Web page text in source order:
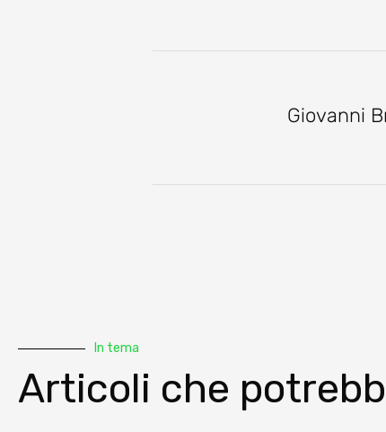
Giovanni
In tema
Articoli che